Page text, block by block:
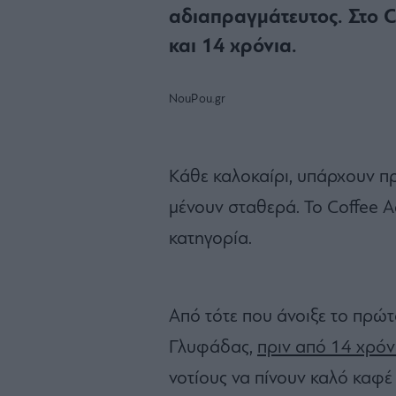
αδιαπραγμάτευτος. Στο
και 14 χρόνια.
NouPou.gr
Κάθε καλοκαίρι, υπάρχουν
μένουν σταθερά. Το Coffee
κατηγορία.
Από τότε που άνοιξε το
Γλυφάδας, πριν από 14
νοτίους να πίνουν καλό